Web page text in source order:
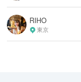
RIHO
東京